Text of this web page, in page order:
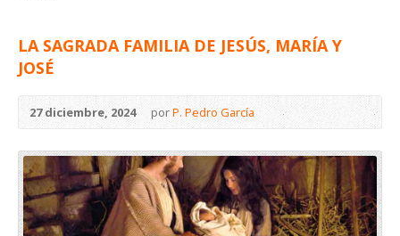
LA SAGRADA FAMILIA DE JESÚS, MARÍA Y
JOSÉ
27 diciembre, 2024 porP. Pedro García